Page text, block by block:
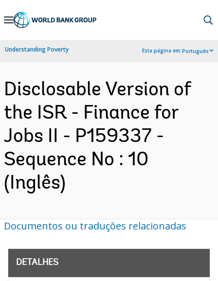
Skip
Navigation
Understanding Poverty Esta página em:Português
Disclosable Version of
the ISR - Finance for
Jobs II - P159337 -
Sequence No : 10
(Inglês)
Documentos ou traduções relacionadas
DETALHES